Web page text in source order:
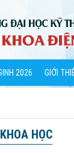
2026 GIỚI
HỌC